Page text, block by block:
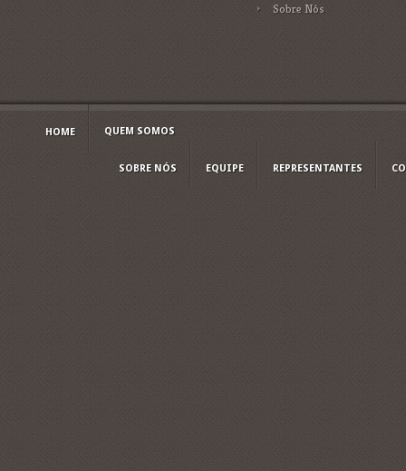
Sobre Nós
HOME QUEM SOMOS
SOBRE NÓS EQUIPE REPRESENTANTES